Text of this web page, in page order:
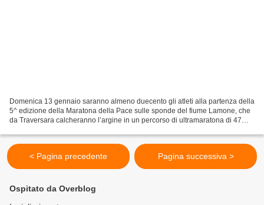
Domenica 13 gennaio saranno almeno duecento gli atleti alla partenza della
5^ edizione della Maratona della Pace sulle sponde del fiume Lamone, che
da Traversara calcheranno l’argine in un percorso di ultramaratona di 47
< Pagina precedente Pagina successiva >
Ospitato da Overblog